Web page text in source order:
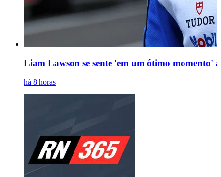
Liam Lawson se sente 'em um ótimo momento'
há 8 horas